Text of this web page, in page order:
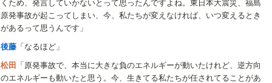
くため、発言していかないとって思ったんですよね。東日本大震災、福島
原発事故が起こってしまい、今、私たちが変えなければ、いつ変えるとき
があるって思うんです」
後藤 「なるほど」
松田
「原発事故で、本当に大きな負のエネルギーが動いたけれど、逆方向
のエネルギーも動いたと思う。今、生きてる私たちが任されてることがあ